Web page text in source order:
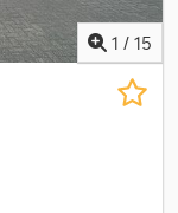
1 / 15